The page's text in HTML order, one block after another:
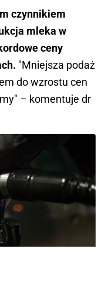
czynnikiem
mleka w
ceny
"Mniejsza podaż
do wzrostu cen
– komentuje dr